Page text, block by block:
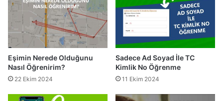
Eşimin Nerede Olduğunu
Nasıl Öğrenirim?
22 Ekim 2024
Sadece Ad Soyad İle TC
Kimlik No Öğrenme
11 Ekim 2024